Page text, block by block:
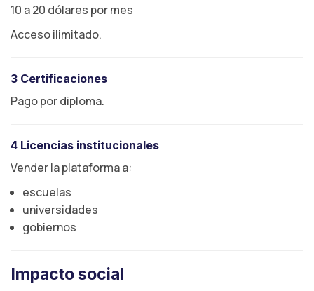
10 a 20 dólares por mes
Acceso ilimitado.
3 Certificaciones
Pago por diploma.
4 Licencias institucionales
Vender la plataforma a:
escuelas
universidades
gobiernos
Impacto social